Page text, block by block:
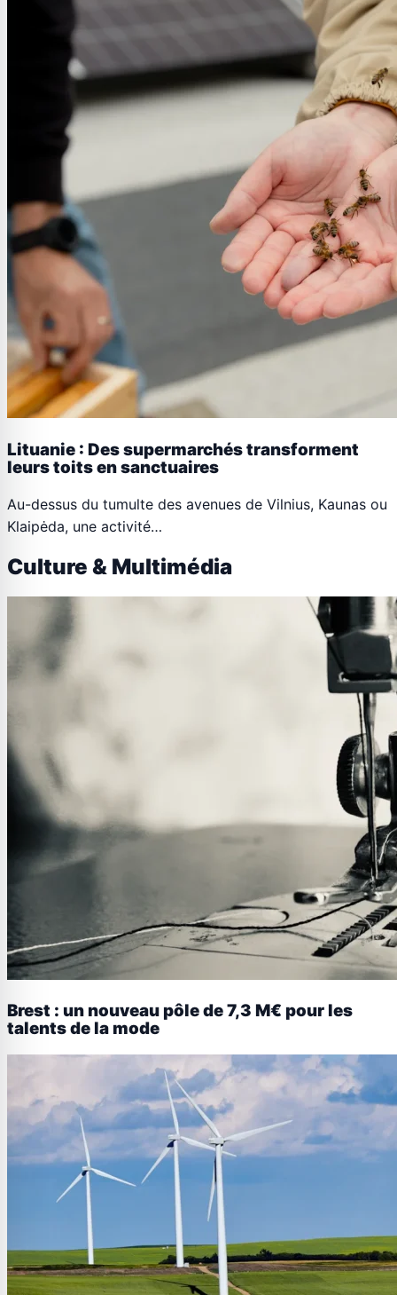
Lituanie : Des supermarchés transforment
leurs toits en sanctuaires
Au-dessus du tumulte des avenues de Vilnius, Kaunas ou
Klaipėda, une activité…
Culture & Multimédia
Brest : un nouveau pôle de 7,3 M€ pour les
talents de la mode